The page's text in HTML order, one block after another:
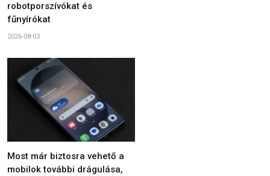
robotporszívókat és
fűnyírókat
2026-08-03
Most már biztosra vehető a
mobilok további drágulása,